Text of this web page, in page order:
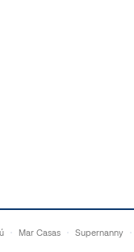
Mar Casas Supernanny